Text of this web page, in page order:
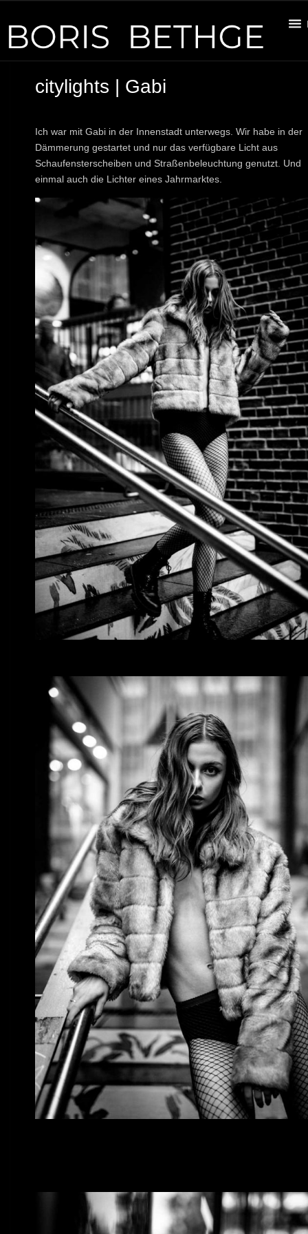
citylights | Gabi
Ich war mit Gabi in der Innenstadt unterwegs. Wir habe in der
Dämmerung gestartet und nur das verfügbare Licht aus
Schaufensterscheiben und Straßenbeleuchtung genutzt. Und
einmal auch die Lichter eines Jahrmarktes.